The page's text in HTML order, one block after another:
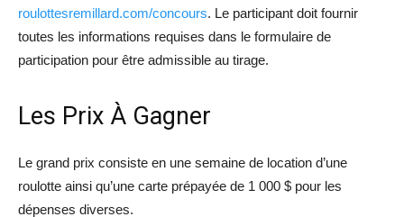
roulottesremillard.com/concours. Le participant doit fournir
toutes les informations requises dans le formulaire de
participation pour être admissible au tirage.
Les Prix À Gagner
Le grand prix consiste en une semaine de location d’une
roulotte ainsi qu’une carte prépayée de 1 000 $ pour les
dépenses diverses.